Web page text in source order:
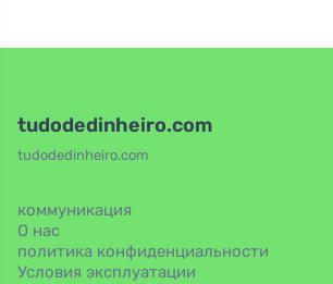
tudodedinheiro.com
tudodedinheiro.com
коммуникация
О нас
политика конфиденциальности
Условия эксплуатации